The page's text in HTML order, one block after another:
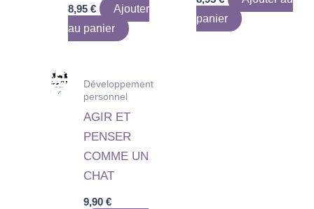
8,95€
Ajouter
au panier
panier
Développement
personnel
AGIR ET
PENSER
COMME UN
CHAT
9,90€